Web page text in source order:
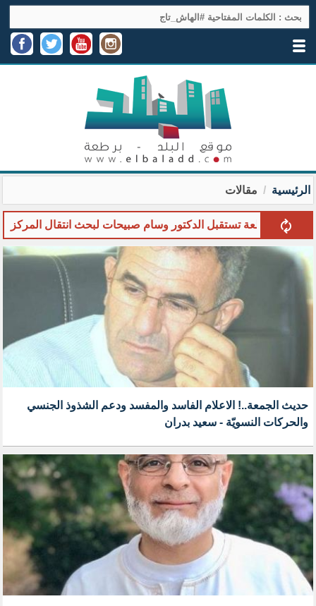
الرئيسية مقالات
تستقبل الدكتور وسام صبيحات لبحث انتقال المركز الصحي إلى
حديث الجمعة..! الاعلام الفاسد والمفسد ودعم الشذوذ الجنسي
والحركات النسويّة - سعيد بدران